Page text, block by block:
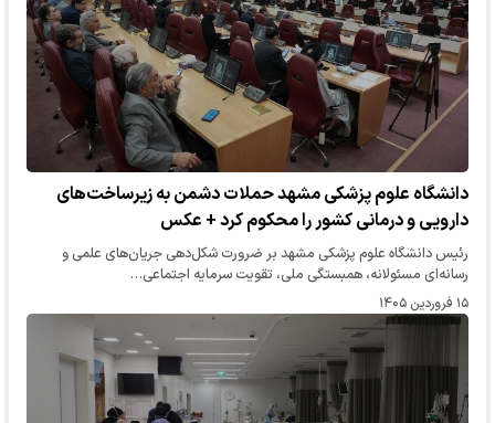
دانشگاه علوم پزشکی مشهد حملات دشمن به زیرساخت‌های
دارویی و درمانی کشور را محکوم کرد + عکس
رئیس دانشگاه علوم پزشکی مشهد بر ضرورت شکل‌دهی جریان‌های علمی و
رسانه‌ای مسئولانه، همبستگی ملی، تقویت سرمایه اجتماعی…
۱۵ فروردین ۱۴۰۵